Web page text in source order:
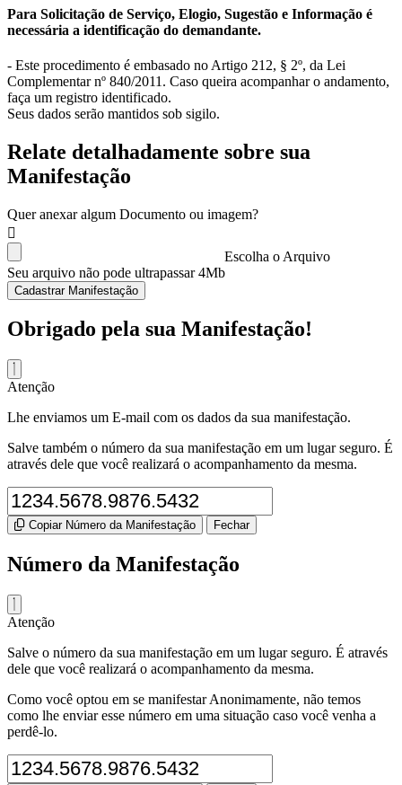
Para Solicitação de Serviço, Elogio, Sugestão e Informação é
necessária a identificação do demandante.
- Este procedimento é embasado no Artigo 212, § 2º, da Lei
Complementar nº 840/2011. Caso queira acompanhar o andamento,
faça um registro identificado.
Seus dados serão mantidos sob sigilo.
Relate detalhadamente sobre sua
Manifestação
Quer anexar algum Documento ou imagem?
Escolha o Arquivo
Seu arquivo não pode ultrapassar 4Mb
Cadastrar Manifestação
Obrigado pela sua Manifestação!
Atenção
Lhe enviamos um E-mail com os dados da sua manifestação.
Salve também o número da sua manifestação em um lugar seguro. É
através dele que você realizará o acompanhamento da mesma.
Copiar Número da Manifestação Fechar
Número da Manifestação
Atenção
Salve o número da sua manifestação em um lugar seguro. É através
dele que você realizará o acompanhamento da mesma.
Como você optou em se manifestar Anonimamente, não temos
como lhe enviar esse número em uma situação caso você venha a
perdê-lo.